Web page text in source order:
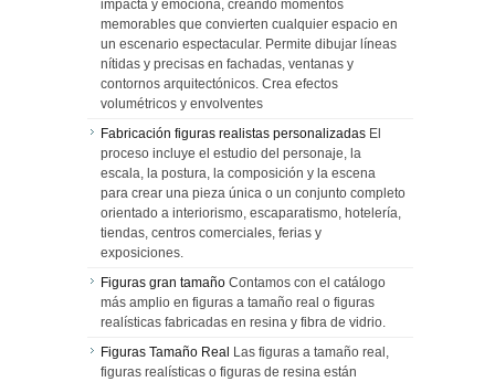
impacta y emociona, creando momentos
memorables que convierten cualquier espacio en
un escenario espectacular. Permite dibujar líneas
nítidas y precisas en fachadas, ventanas y
contornos arquitectónicos. Crea efectos
volumétricos y envolventes
Fabricación figuras realistas personalizadas El
proceso incluye el estudio del personaje, la
escala, la postura, la composición y la escena
para crear una pieza única o un conjunto completo
orientado a interiorismo, escaparatismo, hotelería,
tiendas, centros comerciales, ferias y
exposiciones.
Figuras gran tamaño Contamos con el catálogo
más amplio en figuras a tamaño real o figuras
realísticas fabricadas en resina y fibra de vidrio.
Figuras Tamaño Real Las figuras a tamaño real,
figuras realísticas o figuras de resina están